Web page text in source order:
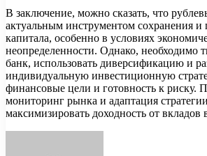
В заключение, можно сказать, что
актуальным инструментом сохранения
капитала, особенно в условиях
неопределенности. Однако, необходимо
банк, использовать диверсификацию и
индивидуальную инвестиционную
финансовые цели и готовность к риску.
мониторинг рынка и адаптация
максимизировать доходность от вкладов